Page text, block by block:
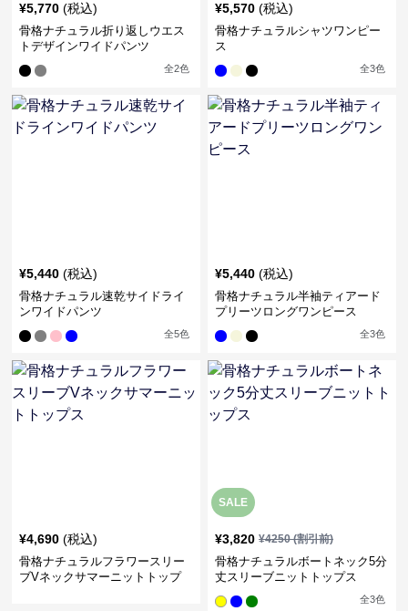
¥5,770 (税込)
骨格ナチュラル折り返しウエス
トデザインワイドパンツ
全2色
¥5,570 (税込)
骨格ナチュラルシャツワンピー
ス
全3色
¥5,440 (税込)
骨格ナチュラル速乾サイドライ
ンワイドパンツ
全5色
¥5,440 (税込)
骨格ナチュラル半袖ティアード
プリーツロングワンピース
全3色
¥4,690 (税込)
骨格ナチュラルフラワースリー
ブVネックサマーニットトップ
SALE
¥3,820 ¥4250(割引前)
骨格ナチュラルボートネック5分
丈スリーブニットトップス
全3色